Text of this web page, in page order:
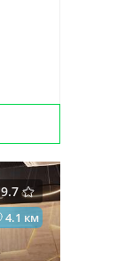
9.7
4.1 км